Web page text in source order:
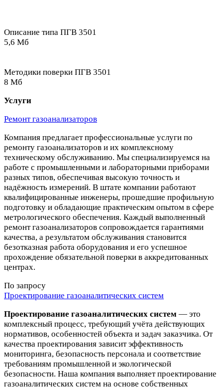
Описание типа ПГВ 3501
5,6 Мб
Методики поверки ПГВ 3501
8 Мб
Услуги
Ремонт газоанализаторов
Компания предлагает профессиональные услуги по
ремонту газоанализаторов и их комплексному
техническому обслуживанию. Мы специализируемся на
работе с промышленными и лабораторными приборами
разных типов, обеспечивая высокую точность и
надёжность измерений. В штате компании работают
квалифицированные инженеры, прошедшие профильную
подготовку и обладающие практическим опытом в сфере
метрологического обеспечения. Каждый выполненный
ремонт газоанализаторов сопровождается гарантиями
качества, а результатом обслуживания становится
безотказная работа оборудования и его успешное
прохождение обязательной поверки в аккредитованных
центрах.
По запросу
Проектирование газоаналитических систем
Проектирование газоаналитических систем — это
комплексный процесс, требующий учёта действующих
нормативов, особенностей объекта и задач заказчика. От
качества проектирования зависит эффективность
мониторинга, безопасность персонала и соответствие
требованиям промышленной и экологической
безопасности. Наша компания выполняет проектирование
газоаналитических систем на основе собственных